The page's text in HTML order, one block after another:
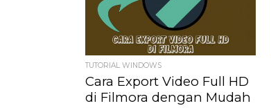
TUTORIAL WINDOWS
Cara Export Video Full HD
di Filmora dengan Mudah